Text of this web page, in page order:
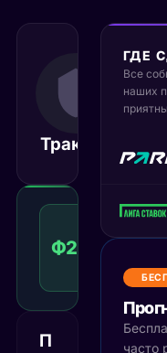
Трактор
21
Ф2(1)
Фора
ставка
П
ГДЕ
Все
наших
часто